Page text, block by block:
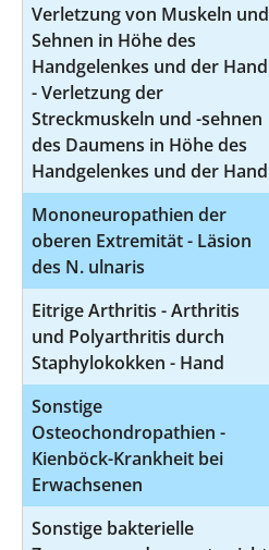
Verletzung von Muskeln und
Sehnen in Höhe des
Handgelenkes und der Hand
- Verletzung der
Streckmuskeln und -sehnen
des Daumens in Höhe des
Handgelenkes und der Hand
Mononeuropathien der
oberen Extremität - Läsion
des N. ulnaris
Eitrige Arthritis - Arthritis
und Polyarthritis durch
Staphylokokken - Hand
Sonstige
Osteochondropathien -
Kienböck-Krankheit bei
Erwachsenen
Sonstige bakterielle